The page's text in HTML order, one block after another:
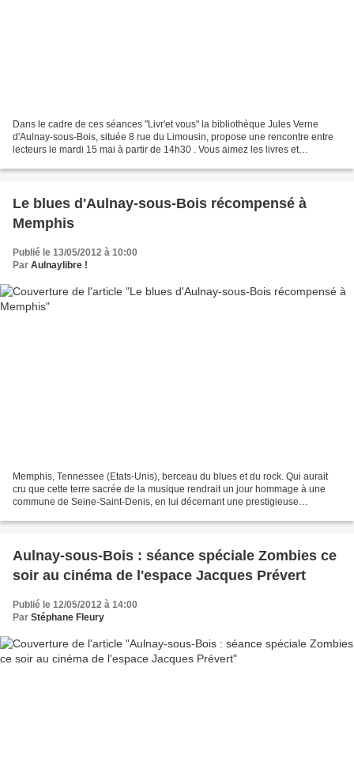
Dans le cadre de ces séances "Livr'et vous" la bibliothèque Jules Verne
d'Aulnay-sous-Bois, située 8 rue du Limousin, propose une rencontre entre
lecteurs le mardi 15 mai à partir de 14h30 . Vous aimez les livres et
Le blues d'Aulnay-sous-Bois récompensé à
Memphis
Publié le 13/05/2012 à 10:00
Par Aulnaylibre !
Memphis, Tennessee (Etats-Unis), berceau du blues et du rock. Qui aurait
cru que cette terre sacrée de la musique rendrait un jour hommage à une
commune de Seine-Saint-Denis, en lui décernant une prestigieuse
Aulnay-sous-Bois : séance spéciale Zombies ce
soir au cinéma de l'espace Jacques Prévert
Publié le 12/05/2012 à 14:00
Par Stéphane Fleury